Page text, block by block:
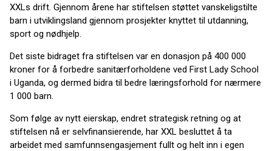
XXLs drift. Gjennom årene har stiftelsen støttet vanskeligstilte
barn i utviklingsland gjennom prosjekter knyttet til utdanning,
sport og nødhjelp.
Det siste bidraget fra stiftelsen var en donasjon på 400 000
kroner for å forbedre sanitærforholdene ved First Lady School
i Uganda, og dermed bidra til bedre læringsforhold for nærmere
1 000 barn.
Som følge av nytt eierskap, endret strategisk retning og at
stiftelsen nå er selvfinansierende, har XXL besluttet å ta
arbeidet med samfunnsengasjement fullt og helt inn i egen